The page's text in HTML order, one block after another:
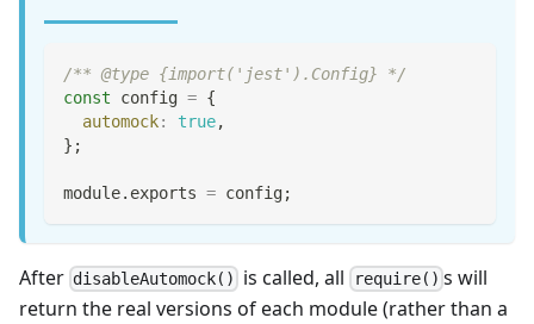
/** @type {import('jest').Config} */
const config = {
automock: true,
} ;
module. exports = config;
After disableAutomock() is called, all require() s will
return the real versions of each module (rather than a